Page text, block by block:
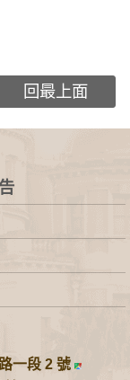
回最上面
一段 2 號